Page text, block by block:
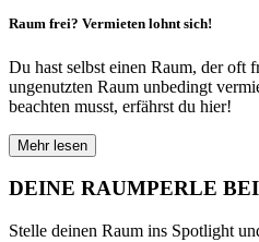
Raum frei? Vermieten lohnt sich!
Du hast selbst einen Raum, der oft
ungenutzten Raum unbedingt
beachten musst, erfährst du hier!
Mehr lesen
DEINE RAUMPERLE
Stelle deinen Raum ins Spotlight